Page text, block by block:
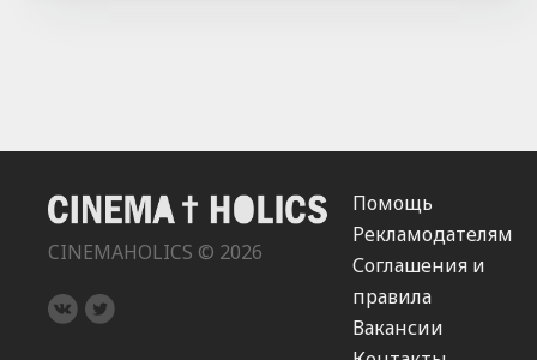
CINEMAHOLICS © 2026
Помощь
Рекламодателям
Соглашения и
правила
Вакансии